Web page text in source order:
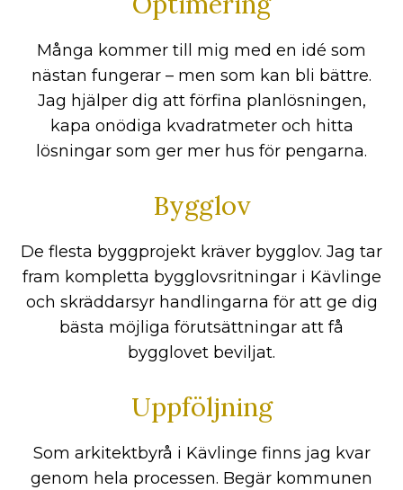
Många kommer till mig med en idé som
nästan fungerar – men som kan bli bättre.
Jag hjälper dig att förfina planlösningen,
kapa onödiga kvadratmeter och hitta
lösningar som ger mer hus för pengarna.
Bygglov
De flesta byggprojekt kräver bygglov. Jag tar
fram kompletta bygglovsritningar i Kävlinge
och skräddarsyr handlingarna för att ge dig
bästa möjliga förutsättningar att få
bygglovet beviljat.
Uppföljning
Som arkitektbyrå i Kävlinge finns jag kvar
genom hela processen. Begär kommunen